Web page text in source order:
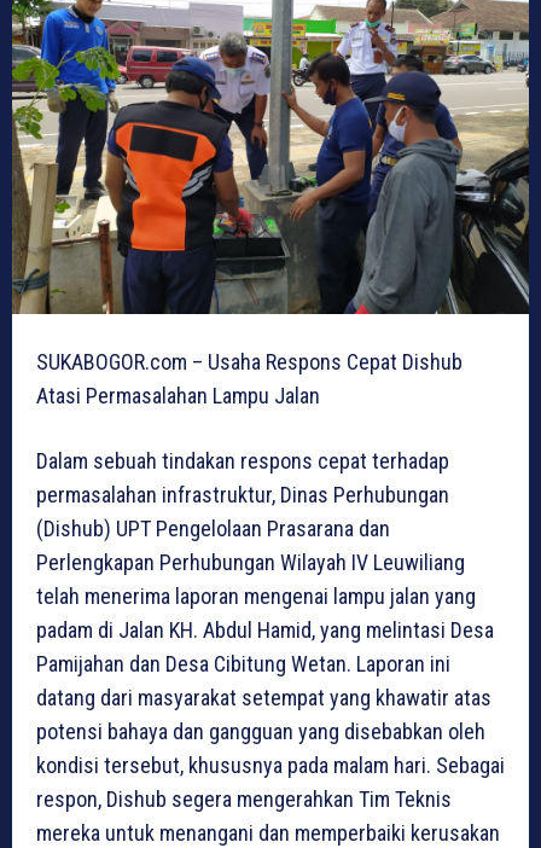
SUKABOGOR.com – Usaha Respons Cepat Dishub
Atasi Permasalahan Lampu Jalan
Dalam sebuah tindakan respons cepat terhadap
permasalahan infrastruktur, Dinas Perhubungan
(Dishub) UPT Pengelolaan Prasarana dan
Perlengkapan Perhubungan Wilayah IV Leuwiliang
telah menerima laporan mengenai lampu jalan yang
padam di Jalan KH. Abdul Hamid, yang melintasi Desa
Pamijahan dan Desa Cibitung Wetan. Laporan ini
datang dari masyarakat setempat yang khawatir atas
potensi bahaya dan gangguan yang disebabkan oleh
kondisi tersebut, khususnya pada malam hari. Sebagai
respon, Dishub segera mengerahkan Tim Teknis
mereka untuk menangani dan memperbaiki kerusakan